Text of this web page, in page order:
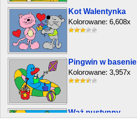
Kot Walentynka
Kolorowane: 6,608x
Pingwin w basenie
Kolorowane: 3,957x
Wąż pustynny